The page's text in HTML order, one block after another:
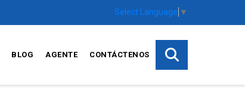
Select Language ▼
BLOG AGENTE CONTÁCTENOS